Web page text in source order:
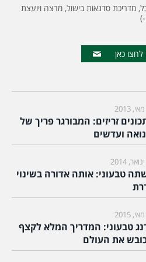
מדריכת סדנאות בישול, מרצה ויועצת
)
כאן
זריזים: המבורגר פריך של
ועדשים
טבעוני: אותה אדורה בשינוי
טבעוני: המדריך המלא לקצף
את העולם